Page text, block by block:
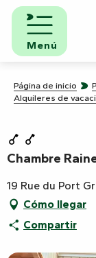
Aller
contenu
principal
Menú
Página de inicio
Alquileres de
Chambre
19 Rue du Port
Cómo llegar
Compartir